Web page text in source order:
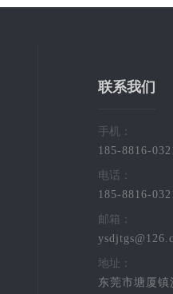
联系我们
手机：
185-8816-
电话：
185-8816-
邮箱：
地址：
东莞市塘厦